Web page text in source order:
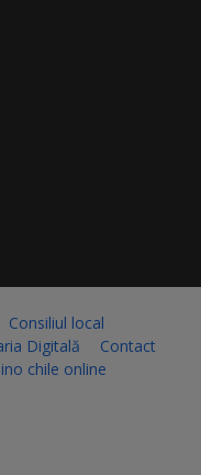
Consiliul local
Digitală
Contact
chile online